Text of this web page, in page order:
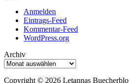
Anmelden
Eintrags-Feed
Kommentar-Feed
WordPress.org
Archiv
Archiv
Copyright © 2026 Letannas